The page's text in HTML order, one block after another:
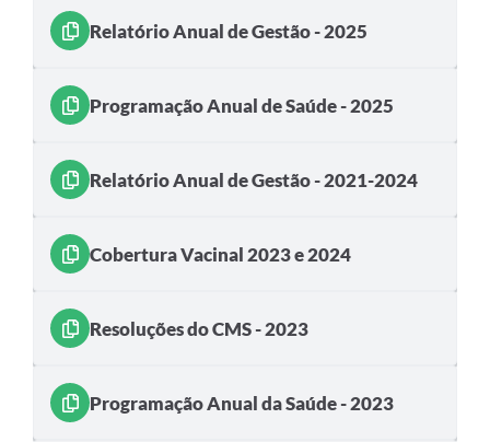
Tributação
Diário Oficial
Outros Editais
Plano de Contratações Anual
Portal da Privacidade
PNAB (Política Nacional Aldir Blanc)
Formulário
Agenda
Relatório Anual de Gestão - 2025
Programação Anual de Saúde - 2025
Relatório Anual de Gestão - 2021-2024
Cobertura Vacinal 2023 e 2024
Resoluções do CMS - 2023
Programação Anual da Saúde - 2023